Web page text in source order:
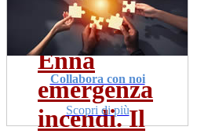
dom 19 lug
Leggi Tutto
Enna
emergenza
incendi. Il
Collabora con noi
Scopri di più